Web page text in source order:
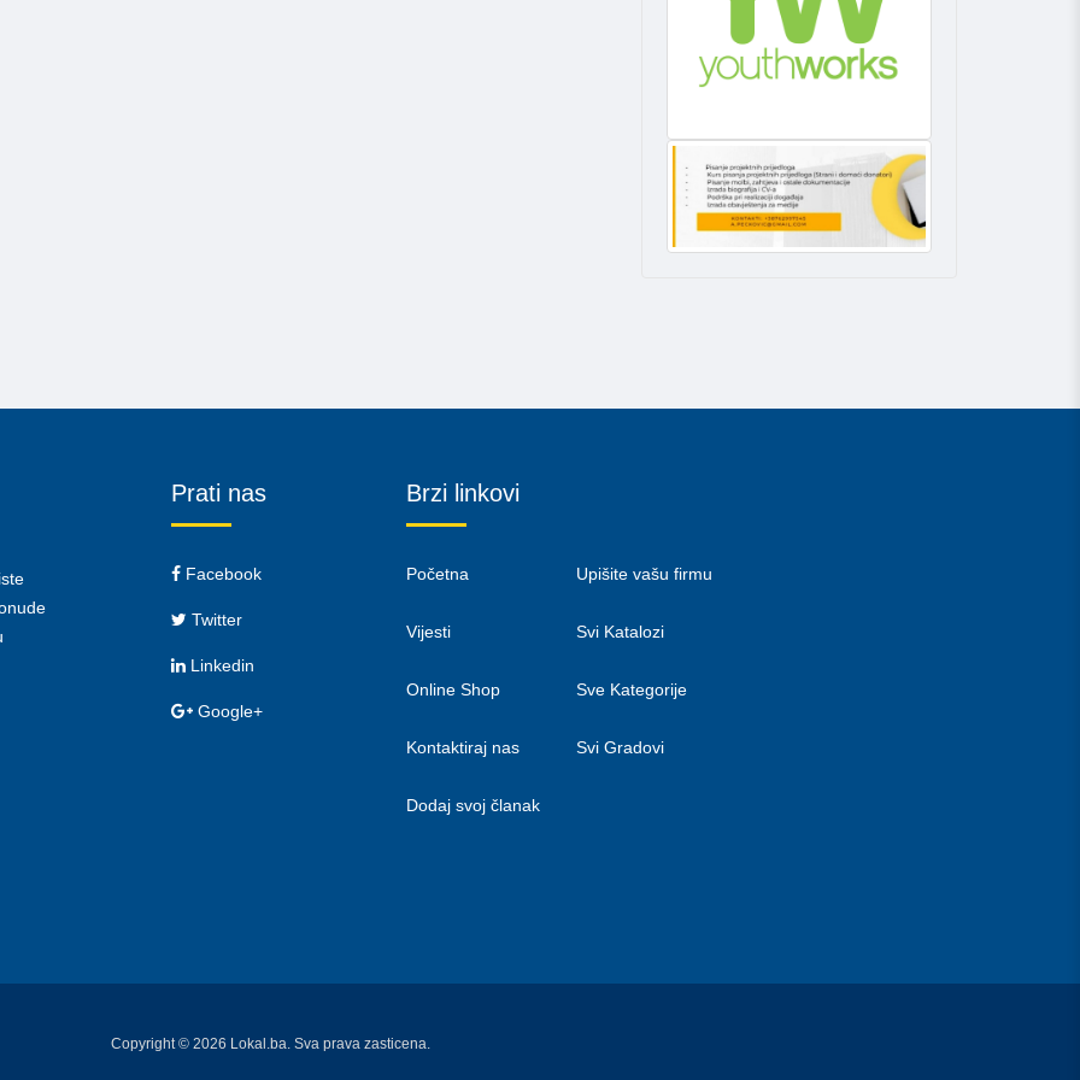
Prati nas
Facebook
Twitter
Linkedin
Google+
Brzi linkovi
Početna
Vijesti
Online Shop
Kontaktiraj nas
Dodaj svoj članak
Upišite vašu firmu
Svi Katalozi
Sve Kategorije
Svi Gradovi
Copyright © 2026 Lokal.ba. Sva prava zasticena.